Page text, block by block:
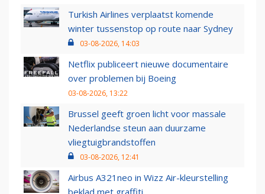
Turkish Airlines verplaatst komende
winter tussenstop op route naar Sydney
03-08-2026, 14:03
Netflix publiceert nieuwe documentaire
over problemen bij Boeing
03-08-2026, 13:22
Brussel geeft groen licht voor massale
Nederlandse steun aan duurzame
vliegtuigbrandstoffen
03-08-2026, 12:41
Airbus A321neo in Wizz Air-kleurstelling